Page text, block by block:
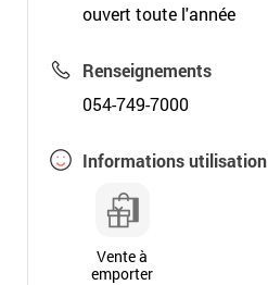
ouvert toute l'année
Renseignements
054-749-7000
Informations utilisation
Vente à
emporter